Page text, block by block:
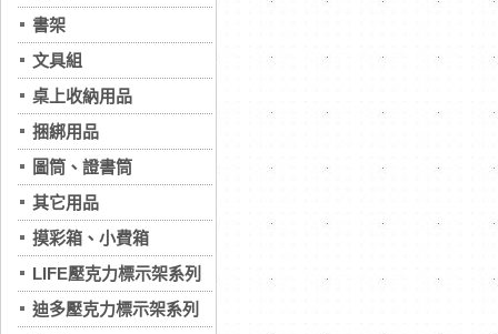
書架
文具組
桌上收納用品
捆綁用品
圖筒、證書筒
其它用品
摸彩箱、小費箱
LIFE壓克力標示架系列
迪多壓克力標示架系列